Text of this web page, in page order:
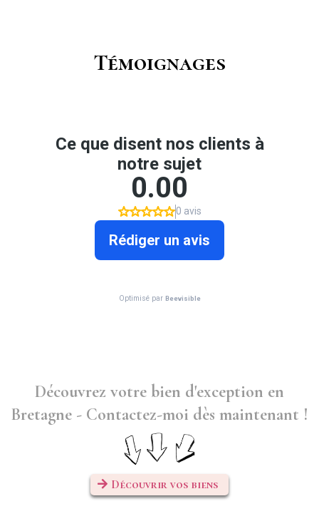
Témoignages
Découvrez votre bien d'exception en
Bretagne - Contactez-moi dès maintenant !
Découvrir vos biens